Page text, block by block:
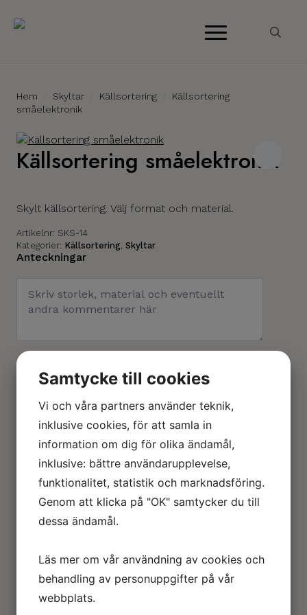
Hem Skyltar Källsortering
Källsortering
småelektronik
Källsortering småelektronik
Skylt källsortering. Välj format och material.
Artikelnr: SKS-14
Kategorier: Källsortering, Skyltar
Anteckningar
Skriv storlek, material och eventuellt andra
kommentarer.
Källsortering
småelektronik
mängd
Lägg Till I Min Förfrågan
Beskrivning
Relaterade produkter
Brandssläckare_ISO7010
Samtycke till cookies
Vi och våra partners använder teknik,
inklusive cookies, för att samla in
information om dig för olika ändamål,
inklusive: bättre användarupplevelse,
funktionalitet, statistik och marknadsföring.
Genom att klicka på "OK" samtycker du till
dessa ändamål.
Läs mer om vår användning av cookies och
behandling av personuppgifter på vår
webbplats.